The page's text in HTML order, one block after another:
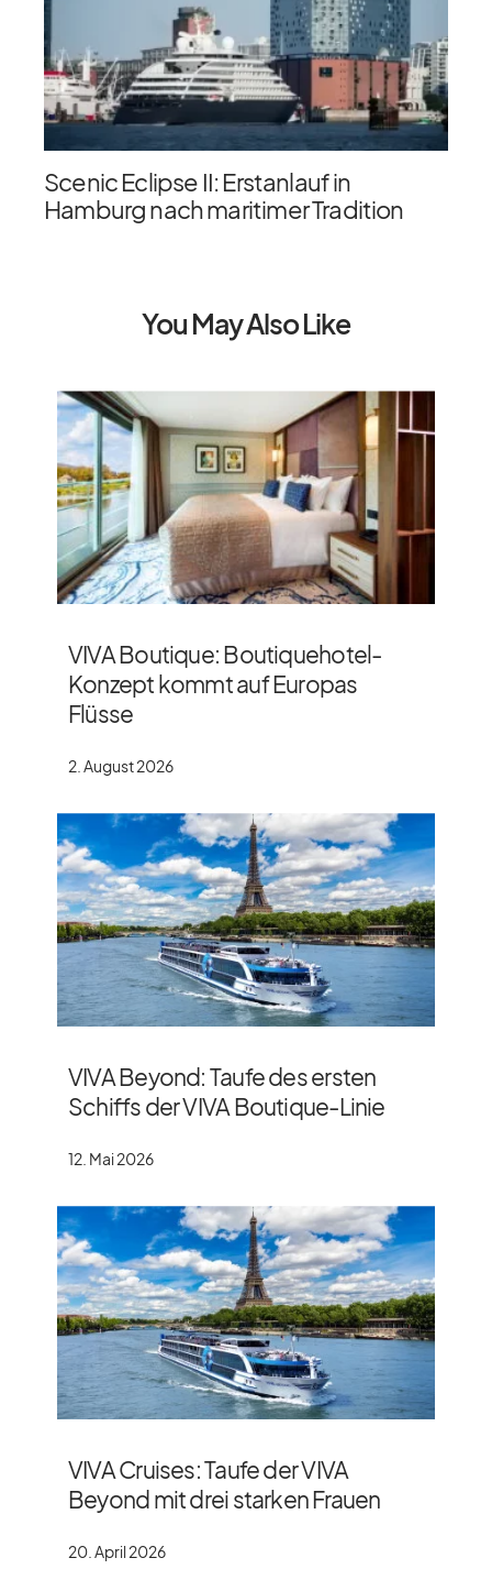
Scenic Eclipse II: Erstanlauf in
Hamburg nach maritimer Tradition
You May Also Like
VIVA Boutique: Boutiquehotel-
Konzept kommt auf Europas
Flüsse
2. August 2026
VIVA Beyond: Taufe des ersten
Schiffs der VIVA Boutique-Linie
12. Mai 2026
VIVA Cruises: Taufe der VIVA
Beyond mit drei starken Frauen
20. April 2026